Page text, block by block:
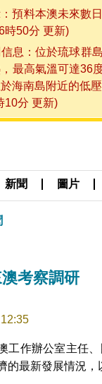
預料本澳未來數
時50分 更新)
息：位於琉球群
最高氣溫可達36
海南島附近的低
10分 更新)
新聞 圖片
考察調研
工作辦公室主任
的最新發展情況，